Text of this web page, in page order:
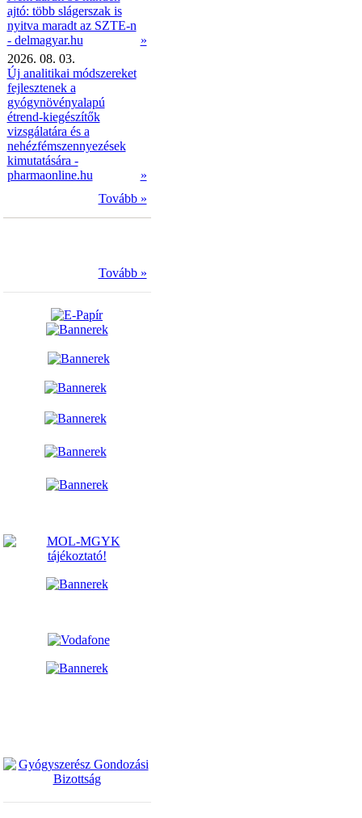
ajtó: több slágerszak is
nyitva maradt az SZTE-n
- delmagyar.hu
»
2026. 08. 03.
Új analitikai módszereket
fejlesztenek a
gyógynövényalapú
étrend-kiegészítők
vizsgálatára és a
nehézfémszennyezések
kimutatására -
pharmaonline.hu
»
Tovább »
Tovább »